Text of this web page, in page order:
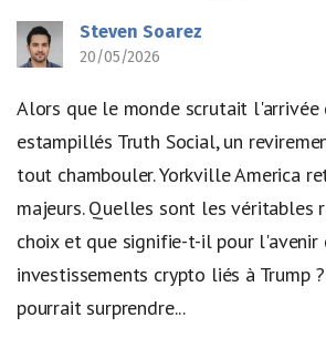
Steven Soarez
20/05/2026
Alors que le monde scrutait l'arrivée
estampillés Truth Social, un
tout chambouler. Yorkville America
majeurs. Quelles sont les véritables
choix et que signifie-t-il pour l'avenir
investissements crypto liés à Trump
pourrait surprendre...